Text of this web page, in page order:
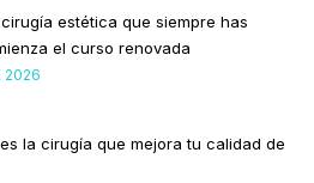
estética que siempre has
el curso renovada
2026
la cirugía que mejora tu calidad de